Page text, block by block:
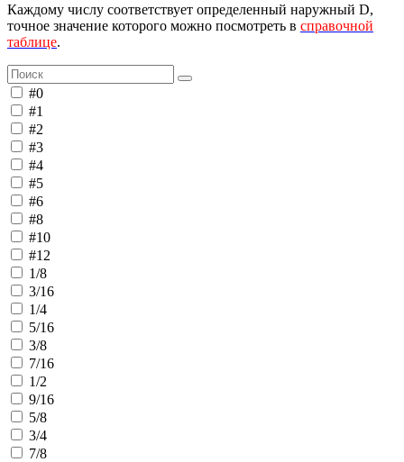
Каждому числу соответствует определенный наружный D,
точное значение которого можно посмотреть в справочной
таблице.
#0
#1
#2
#3
#4
#5
#6
#8
#10
#12
1/8
3/16
1/4
5/16
3/8
7/16
1/2
9/16
5/8
3/4
7/8